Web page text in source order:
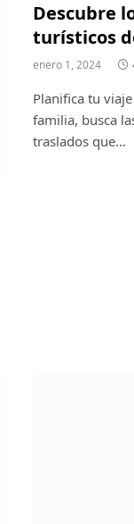
Descubre
turísticos
enero 1, 2024
Planifica tu
familia, busca
traslados que…